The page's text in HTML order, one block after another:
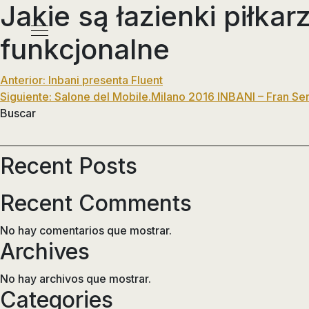
Pasar
al
contenido
Menú
principal
Jakie są łazienki
funkcjonalne
Navegación
de
Anterior: Inbani presenta Fluent
Siguiente: Salone del Mobile.Milano 2016 INBANI – Fran
Buscar
Recent Posts
Recent Comments
No hay comentarios que mostrar.
Archives
No hay archivos que mostrar.
Categories